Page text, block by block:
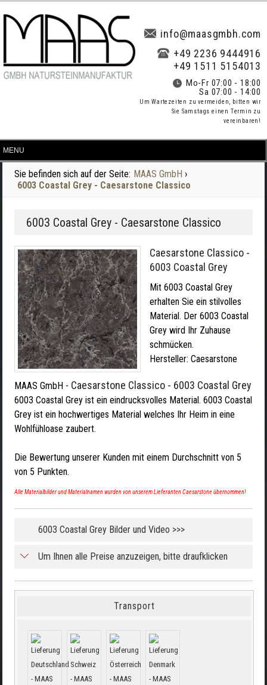
info@maasgmbh.com
+49 2236 9444916
+49 1511 5154013
Mo-Fr 07:00 - 18:00
Sa 07:00 - 14:00
Um Wartezeiten zu vermeiden, bitten wir
Sie Samstags einen Termin zu
vereinbaren!
Sie befinden sich auf der Seite: MAAS GmbH ›
6003 Coastal Grey - Caesarstone Classico
6003 Coastal Grey - Caesarstone Classico
Caesarstone Classico -
6003 Coastal Grey
Mit 6003 Coastal Grey
erhalten Sie ein stilvolles
Material. Der 6003 Coastal
Grey wird Ihr Zuhause
schmücken.
Hersteller: Caesarstone
MAAS GmbH - Caesarstone Classico - 6003 Coastal Grey
6003 Coastal Grey ist ein eindrucksvolles Material. 6003 Coastal
Grey ist ein hochwertiges Material welches Ihr Heim in eine
Wohlfühloase zaubert.
Die Bewertung unserer Kunden mit einem Durchschnitt von 5
von 5 Punkten.
Alle Materialbilder und Materialnamen wurden von unserem Lieferanten Caesarstone übernommen!
6003 Coastal Grey Bilder und Video >>>
Um Ihnen alle Preise anzuzeigen, bitte draufklicken
Transport